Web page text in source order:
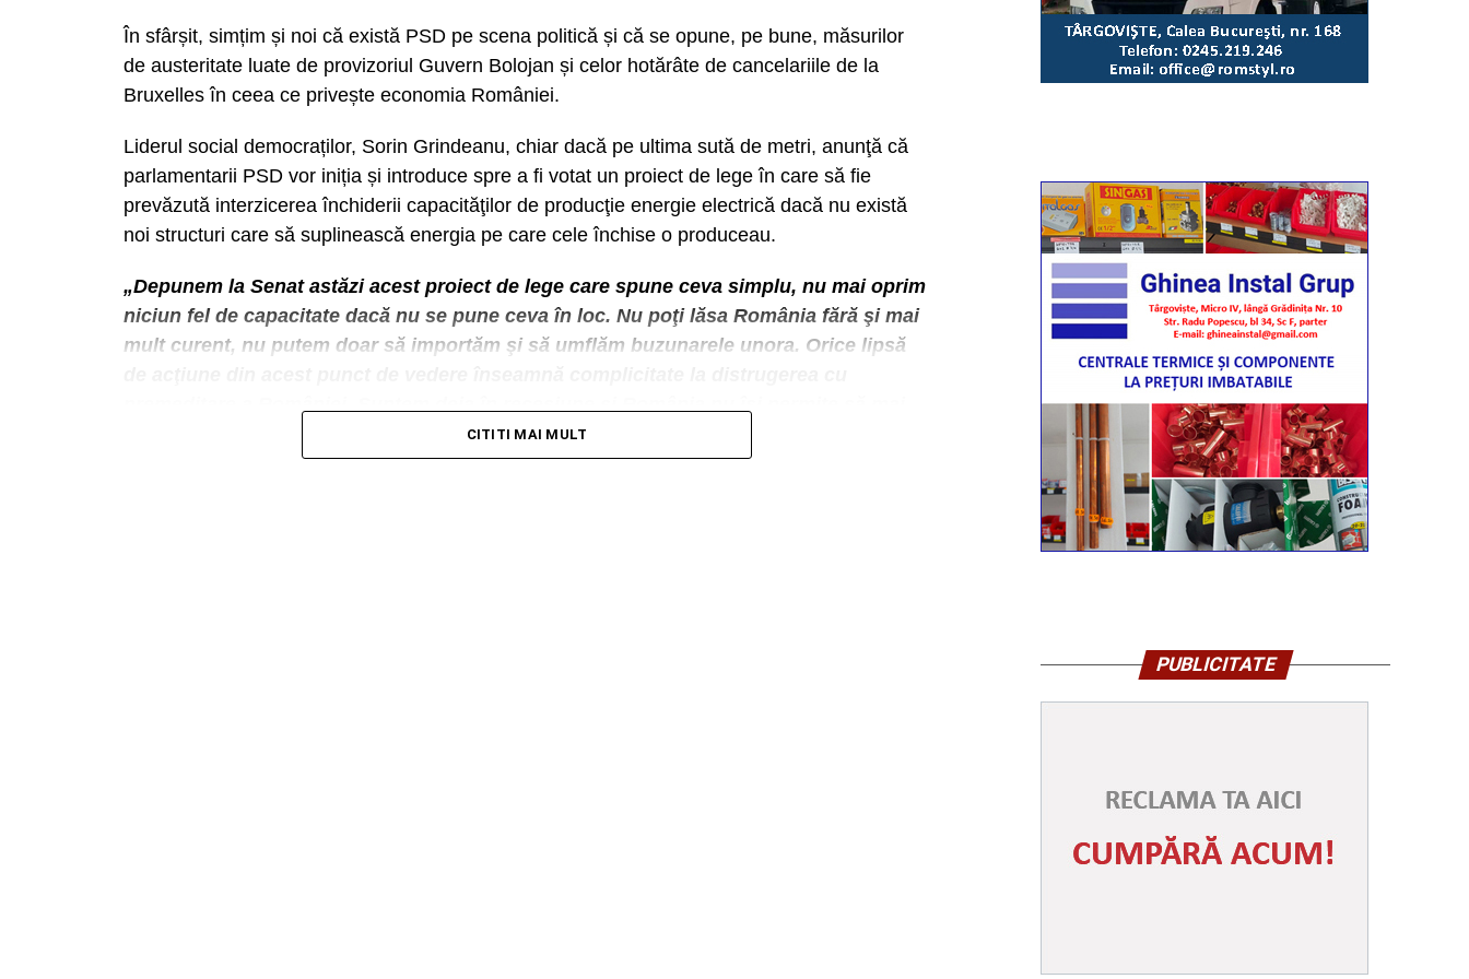
A mai precizat parlamentarul că președintele României, Nicușor Dan, a transmis că, dacă
prerogativele prezidențiale pentru a o bloca și pentru a o retransmite Parlamentului pentru
reexaminare.
Proiectul de lege a fost adoptat, astăzi – 5 august 2026, în Camera Deputaților cu
VIDEO
În sfârșit, simțim și noi că există PSD pe scena politică și că se opune, pe bune, măsurilor
de austeritate luate de provizoriul Guvern Bolojan și celor hotărâte de cancelariile de la
Bruxelles în ceea ce privește economia României.
Liderul social democraților, Sorin Grindeanu, chiar dacă pe ultima sută de metri, anunţă că
parlamentarii PSD vor iniția și introduce spre a fi votat un proiect de lege în care să fie
prevăzută interzicerea închiderii capacităţilor de producţie energie electrică dacă nu există
noi structuri care să suplinească energia pe care cele închise o produceau.
„Depunem la Senat astăzi acest proiect de lege care spune ceva simplu, nu mai oprim
niciun fel de capacitate dacă nu se pune ceva în loc. Nu poţi lăsa România fără şi mai
mult curent, nu putem doar să importăm şi să umflăm buzunarele unora. Orice lipsă
închidă capacităţi de producţie şi să ţină pe loc marii consmatori industriali. Este o
sinucidere din punctul nostru de vedere, economică, atunci când ai soluţia de a
CITITI MAI MULT
PUBLICITATE